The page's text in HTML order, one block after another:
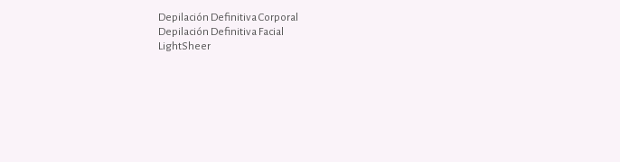
Depilación Definitiva Corporal
Depilación Definitiva Facial
LightSheer